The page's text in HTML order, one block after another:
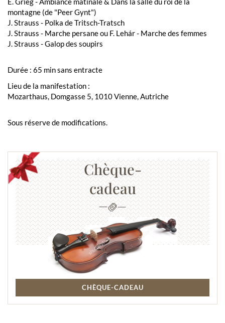
montagne (de "Peer Gynt")
J. Strauss - Polka de Tritsch-Tratsch
J. Strauss - Marche persane ou F. Lehár - Marche des femmes
J. Strauss - Galop des soupirs
Durée : 65 min sans entracte
Lieu de la manifestation :
Mozarthaus, Domgasse 5, 1010 Vienne, Autriche
Sous réserve de modifications.
Chèque-
cadeau
CHÈQUE-CADEAU